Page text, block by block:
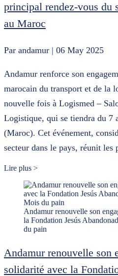
principal rendez-vous du
au Maroc
Par andamur | 06 May 2025
Andamur renforce son
marocain du transport et de la
nouvelle fois à Logismed –
Logistique, qui se tiendra du 7
(Maroc). Cet événement,
secteur dans le pays, réunit
Lire plus >
Andamur renouvelle son
la Fondation Jesús
du pain
Andamur renouvelle son
solidarité avec la